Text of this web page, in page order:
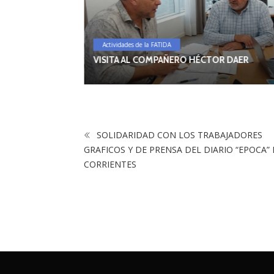
Actividades de la FATIDA
VISITA AL COMPAÑERO HÉCTOR DAER
SOLIDARIDAD CON LOS TRABAJADORES
GRAFICOS Y DE PRENSA DEL DIARIO “EPOCA”
CORRIENTES